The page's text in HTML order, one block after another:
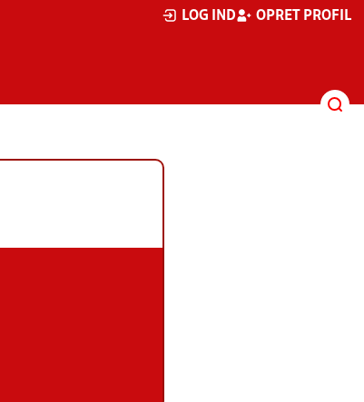
LOG IND OPRET PROFIL